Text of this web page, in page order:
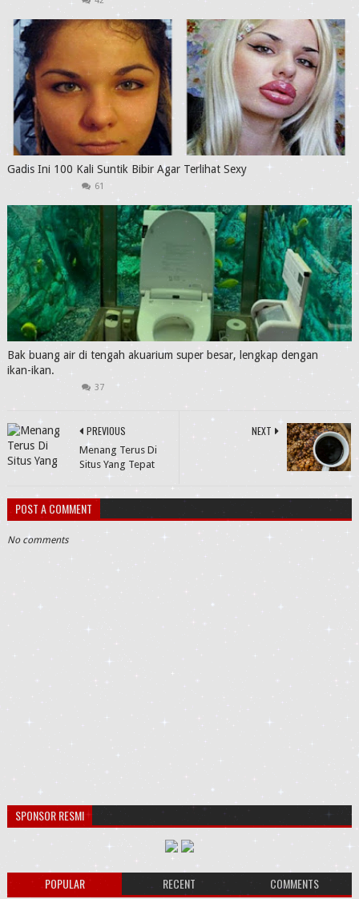
Gadis Ini 100 Kali Suntik Bibir Agar Terlihat Sexy
61
Bak buang air di tengah akuarium super besar, lengkap dengan
ikan-ikan.
37
NEXT
PREVIOUS
Menang Terus Di
Situs Yang Tepat
POST A COMMENT
No comments
SPONSOR RESMI
POPULAR RECENT COMMENTS